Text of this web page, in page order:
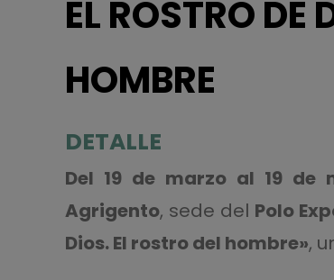
EL ROSTRO DE
HOMBRE
DETALLE
Del 19 de marzo al 19 de
Agrigento, sede del Polo
Dios. El rostro del hombre»,